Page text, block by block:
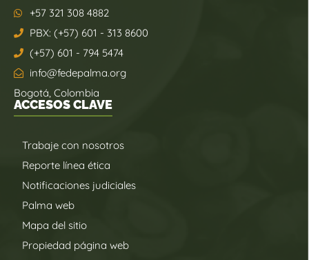
+57 321 308 4882
PBX: (+57) 601 - 313 8600
(+57) 601 - 794 5474
info@fedepalma.org
Bogotá, Colombia
ACCESOS CLAVE
Trabaje con nosotros
Reporte línea ética
Notificaciones judiciales
Palma web
Mapa del sitio
Propiedad página web